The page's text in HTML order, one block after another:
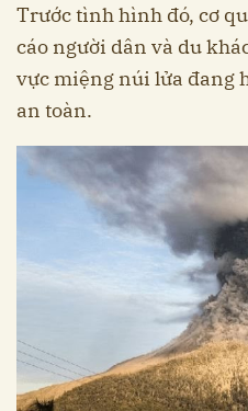
Trước tình hình đó, cơ
cáo người dân và du
vực miệng núi lửa đang
an toàn.